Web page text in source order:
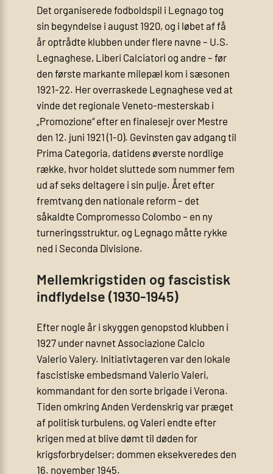
Det organiserede fodboldspil i Legnago tog
sin begyndelse i august 1920, og i løbet af få
år optrådte klubben under flere navne – U.S.
Legnaghese, Liberi Calciatori og andre – før
den første markante milepæl kom i sæsonen
1921-22. Her overraskede Legnaghese ved at
vinde det regionale Veneto-mesterskab i
„Promozione“ efter en finalesejr over Mestre
den 12. juni 1921 (1-0). Gevinsten gav adgang til
Prima Categoria, datidens øverste nordlige
række, hvor holdet sluttede som nummer fem
ud af seks deltagere i sin pulje. Året efter
fremtvang den nationale reform – det
såkaldte Compromesso Colombo – en ny
turneringsstruktur, og Legnago måtte rykke
ned i Seconda Divisione.
Mellemkrigstiden og fascistisk
indflydelse (1930-1945)
Efter nogle år i skyggen genopstod klubben i
1927 under navnet Associazione Calcio
Valerio Valery. Initiativtageren var den lokale
fascistiske embedsmand Valerio Valeri,
kommandant for den sorte brigade i Verona.
Tiden omkring Anden Verdenskrig var præget
af politisk turbulens, og Valeri endte efter
krigen med at blive dømt til døden for
krigsforbrydelser; dommen eksekveredes den
16. november 1945.